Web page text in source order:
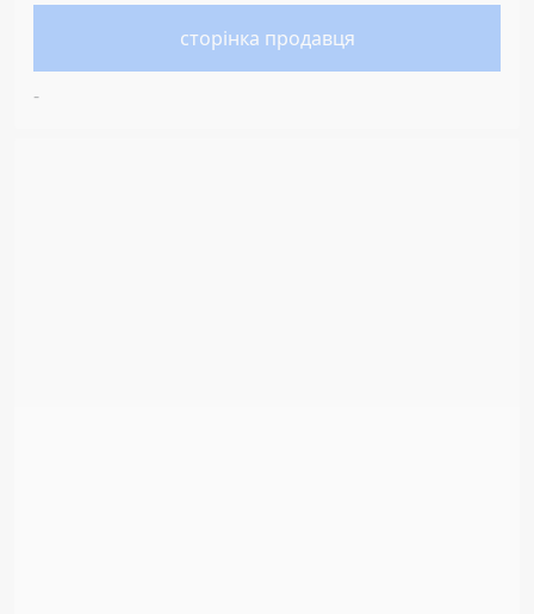
сторінка продавця
-